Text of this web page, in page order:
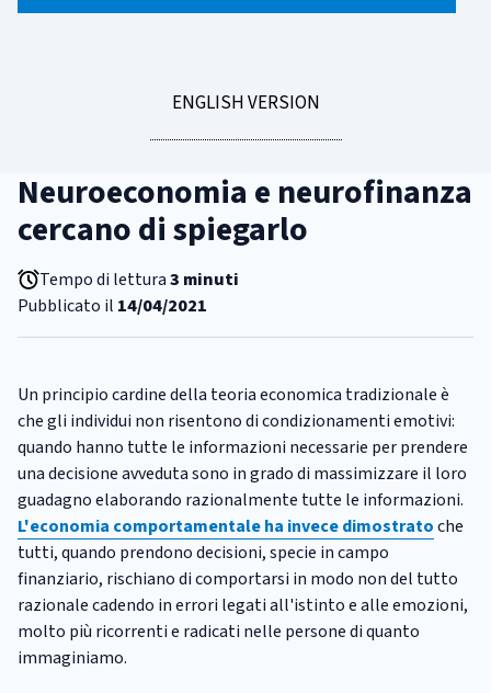
GO
ENGLISH VERSION
caratteristiche personali nelle
scelte finanziarie?
Neuroeconomia e neurofinanza
cercano di spiegarlo
Tempo di lettura3 minuti
Pubblicato il 14/04/2021
Un principio cardine della teoria economica tradizionale è
che gli individui non risentono di condizionamenti emotivi:
quando hanno tutte le informazioni necessarie per prendere
una decisione avveduta sono in grado di massimizzare il loro
guadagno elaborando razionalmente tutte le informazioni.
L'economia comportamentale ha invece dimostratoche
tutti, quando prendono decisioni, specie in campo
finanziario, rischiano di comportarsi in modo non del tutto
razionale cadendo in errori legati all'istinto e alle emozioni,
molto più ricorrenti e radicati nelle persone di quanto
immaginiamo.